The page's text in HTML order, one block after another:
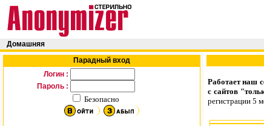
Домашняя
Парадный вход
Логин :
Пароль :
Безопасно
Работает наш
с сайтов
регистрации 5